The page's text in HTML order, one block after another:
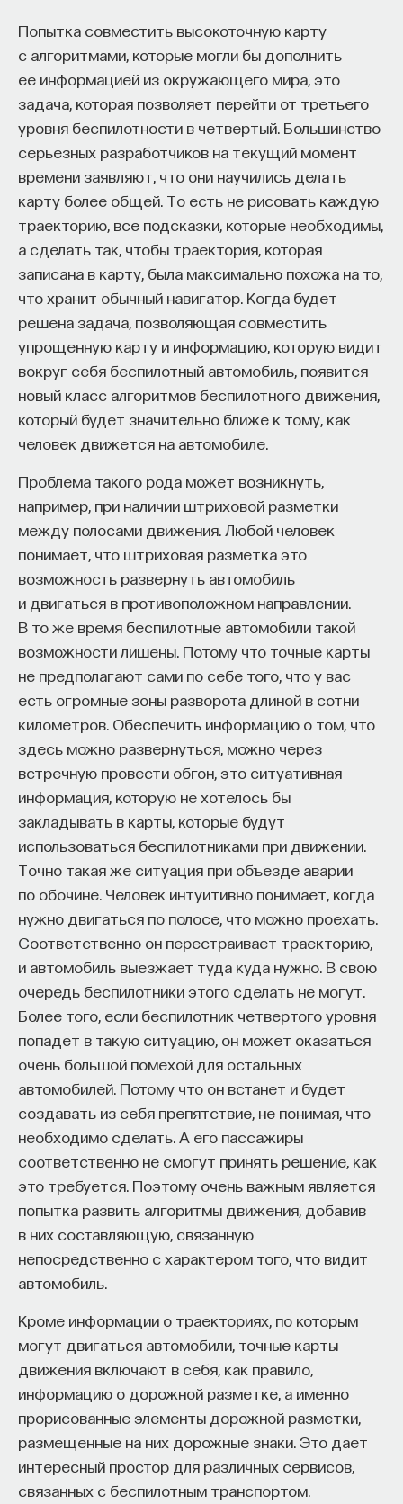
Попытка совместить высокоточную карту
с алгоритмами, которые могли бы дополнить
ее информацией из окружающего мира, это
задача, которая позволяет перейти от третьего
уровня беспилотности в четвертый. Большинство
серьезных разработчиков на текущий момент
времени заявляют, что они научились делать
карту более общей. То есть не рисовать каждую
траекторию, все подсказки, которые необходимы,
а сделать так, чтобы траектория, которая
записана в карту, была максимально похожа на то,
что хранит обычный навигатор. Когда будет
решена задача, позволяющая совместить
упрощенную карту и информацию, которую видит
вокруг себя беспилотный автомобиль, появится
новый класс алгоритмов беспилотного движения,
который будет значительно ближе к тому, как
человек движется на автомобиле.
Проблема такого рода может возникнуть,
например, при наличии штриховой разметки
между полосами движения. Любой человек
понимает, что штриховая разметка это
возможность развернуть автомобиль
и двигаться в противоположном направлении.
В то же время беспилотные автомобили такой
возможности лишены. Потому что точные карты
не предполагают сами по себе того, что у вас
есть огромные зоны разворота длиной в сотни
километров. Обеспечить информацию о том, что
здесь можно развернуться, можно через
встречную провести обгон, это ситуативная
информация, которую не хотелось бы
закладывать в карты, которые будут
использоваться беспилотниками при движении.
Точно такая же ситуация при объезде аварии
по обочине. Человек интуитивно понимает, когда
нужно двигаться по полосе, что можно проехать.
Соответственно он перестраивает траекторию,
и автомобиль выезжает туда куда нужно. В свою
очередь беспилотники этого сделать не могут.
Более того, если беспилотник четвертого уровня
попадет в такую ситуацию, он может оказаться
очень большой помехой для остальных
автомобилей. Потому что он встанет и будет
создавать из себя препятствие, не понимая, что
необходимо сделать. А его пассажиры
соответственно не смогут принять решение, как
это требуется. Поэтому очень важным является
попытка развить алгоритмы движения, добавив
в них составляющую, связанную
непосредственно с характером того, что видит
автомобиль.
Кроме информации о траекториях, по которым
могут двигаться автомобили, точные карты
движения включают в себя, как правило,
информацию о дорожной разметке, а именно
прорисованные элементы дорожной разметки,
размещенные на них дорожные знаки. Это дает
интересный простор для различных сервисов,
связанных с беспилотным транспортом.